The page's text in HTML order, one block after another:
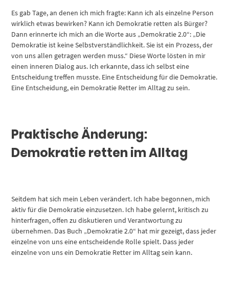
Es gab Tage, an denen ich mich fragte: Kann ich als einzelne Person
wirklich etwas bewirken? Kann ich Demokratie retten als Bürger?
Dann erinnerte ich mich an die Worte aus „Demokratie 2.0“: „Die
Demokratie ist keine Selbstverständlichkeit. Sie ist ein Prozess, der
von uns allen getragen werden muss.“ Diese Worte lösten in mir
einen inneren Dialog aus. Ich erkannte, dass ich selbst eine
Entscheidung treffen musste. Eine Entscheidung für die Demokratie.
Eine Entscheidung, ein Demokratie Retter im Alltag zu sein.
Praktische Änderung:
Demokratie retten im Alltag
Seitdem hat sich mein Leben verändert. Ich habe begonnen, mich
aktiv für die Demokratie einzusetzen. Ich habe gelernt, kritisch zu
hinterfragen, offen zu diskutieren und Verantwortung zu
übernehmen. Das Buch „Demokratie 2.0“ hat mir gezeigt, dass jeder
einzelne von uns eine entscheidende Rolle spielt. Dass jeder
einzelne von uns ein Demokratie Retter im Alltag sein kann.